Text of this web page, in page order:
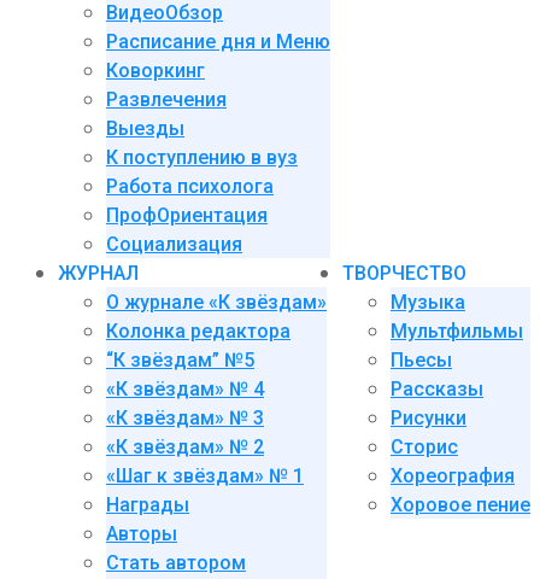
ВидеоОбзор
Расписание дня и Меню
Коворкинг
Развлечения
Выезды
К поступлению в вуз
Работа психолога
ПрофОриентация
Социализация
ЖУРНАЛ
О журнале «К звёздам»
Колонка редактора
“К звёздам” №5
«К звёздам» № 4
«К звёздам» № 3
«К звёздам» № 2
«Шаг к звёздам» № 1
Награды
Авторы
Стать автором
ТВОРЧЕСТВО
Музыка
Мультфильмы
Пьесы
Рассказы
Рисунки
Сторис
Хореография
Хоровое пение